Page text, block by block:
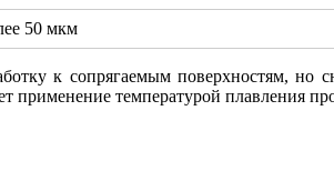
50 мкм
к сопрягаемым поверхностям,
применение температурой плавления